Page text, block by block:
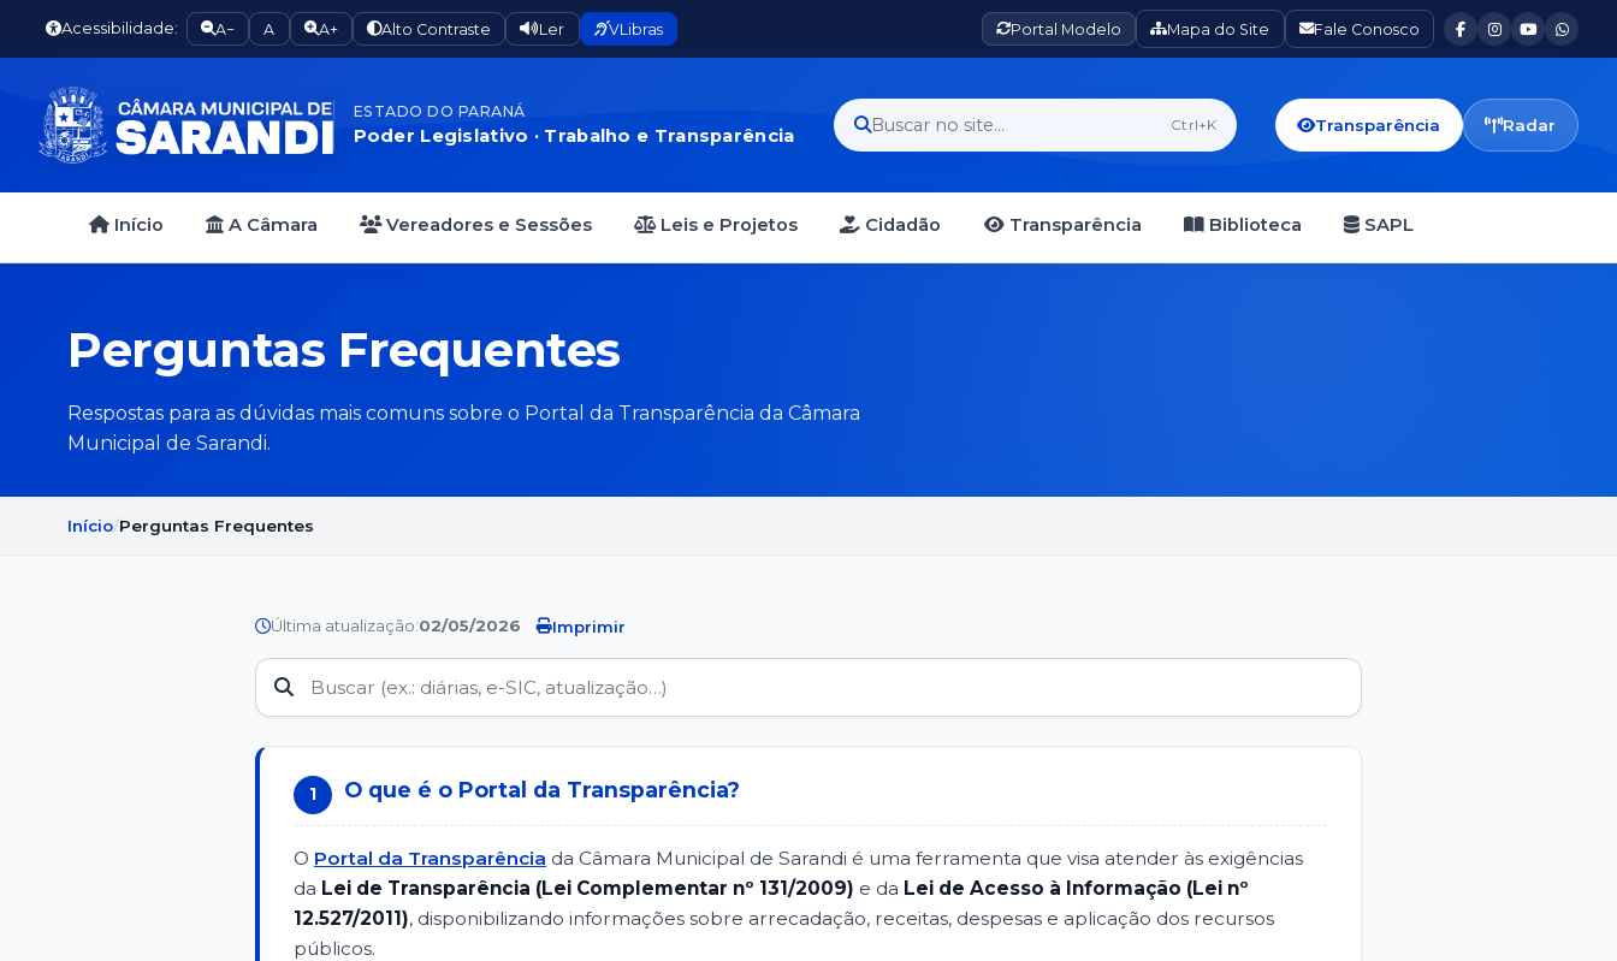
Acessibilidade: A− A A+ Alto Contraste Ler VLibras Portal Modelo Mapa do Site Fale Conosco
ESTADO DO PARANÁ
Poder Legislativo · Trabalho e Transparência
Buscar no site... Ctrl+K Transparência Radar
Início A Câmara Vereadores e Sessões Leis e Projetos Cidadão Transparência Biblioteca SAPL
Perguntas Frequentes
Respostas para as dúvidas mais comuns sobre o Portal da Transparência da Câmara
Municipal de Sarandi.
Início Perguntas Frequentes
Última atualização:02/05/2026 · Imprimir
1 O que é o Portal da Transparência?
O Portal da Transparência da Câmara Municipal de Sarandi é uma ferramenta que visa atender às exigências
da Lei de Transparência (Lei Complementar nº 131/2009) e da Lei de Acesso à Informação (Lei nº
12.527/2011), disponibilizando informações sobre arrecadação, receitas, despesas e aplicação dos recursos
públicos.